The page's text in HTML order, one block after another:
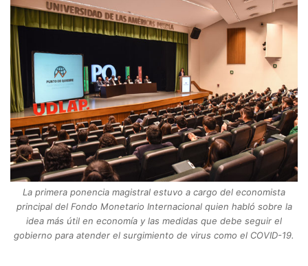
La primera ponencia magistral estuvo a cargo del economista
principal del Fondo Monetario Internacional quien habló sobre la
idea más útil en economía y las medidas que debe seguir el
gobierno para atender el surgimiento de virus como el COVID-19.